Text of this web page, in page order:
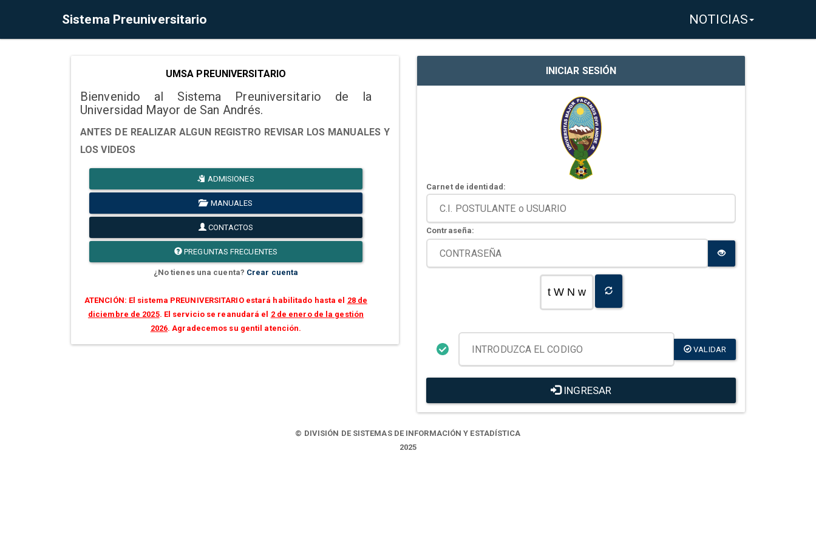
Sistema Preuniversitario NOTICIAS
UMSA PREUNIVERSITARIO
Bienvenido al Sistema Preuniversitario de la
Universidad Mayor de San Andrés.
ANTES DE REALIZAR ALGUN REGISTRO REVISAR LOS MANUALES Y
LOS VIDEOS
ADMISIONES
MANUALES
CONTACTOS
PREGUNTAS FRECUENTES
¿No tienes una cuenta? Crear cuenta
ATENCIÓN: El sistema PREUNIVERSITARIO estará habilitado hasta el 28 de
diciembre de 2025. El servicio se reanudará el 2 de enero de la gestión
2026. Agradecemos su gentil atención.
INICIAR SESIÓN
Carnet de identidad:
Contraseña:
t W N w
VALIDAR
INGRESAR
© DIVISIÓN DE SISTEMAS DE INFORMACIÓN Y ESTADÍSTICA
2025